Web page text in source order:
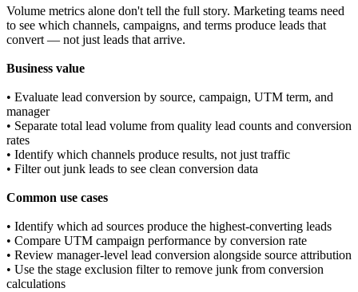
Volume metrics alone don't tell the full story. Marketing teams need
to see which channels, campaigns, and terms produce leads that
convert — not just leads that arrive.
Business value
• Evaluate lead conversion by source, campaign, UTM term, and
manager
• Separate total lead volume from quality lead counts and conversion
rates
• Identify which channels produce results, not just traffic
• Filter out junk leads to see clean conversion data
Common use cases
• Identify which ad sources produce the highest-converting leads
• Compare UTM campaign performance by conversion rate
• Review manager-level lead conversion alongside source attribution
• Use the stage exclusion filter to remove junk from conversion
calculations